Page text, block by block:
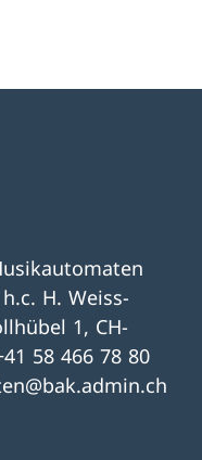
H. Weiss-
1, CH-
58 466 78 80